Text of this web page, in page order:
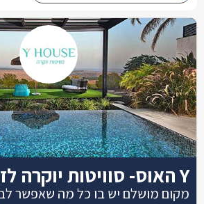
Y האוס- סוויטות יוקרה לזוגות
מקום מושלם יש בו כל מה שאפשר